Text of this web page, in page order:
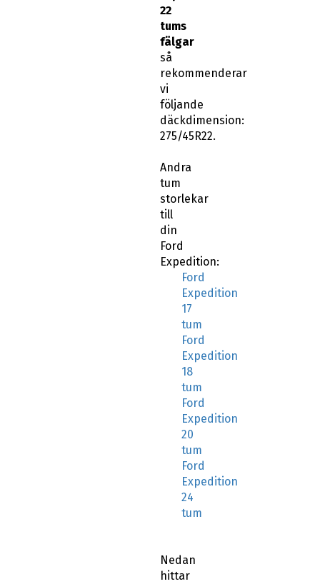
22
tums
fälgar
så
rekommenderar
vi
följande
däckdimension:
275/45R22.
Andra
tum
storlekar
till
din
Ford
Expedition:
Ford
Expedition
17
tum
Ford
Expedition
18
tum
Ford
Expedition
20
tum
Ford
Expedition
24
tum
Nedan
hittar